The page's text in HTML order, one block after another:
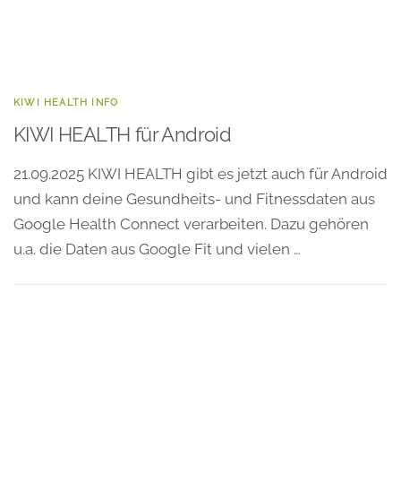
KIWI HEALTH INFO
KIWI HEALTH für Android
21.09.2025 KIWI HEALTH gibt es jetzt auch für Android
und kann deine Gesundheits- und Fitnessdaten aus
Google Health Connect verarbeiten. Dazu gehören
u.a. die Daten aus Google Fit und vielen …